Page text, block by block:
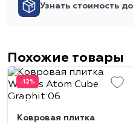
Узнать стоимость
Похожие товары
-12%
Ковровая плитка